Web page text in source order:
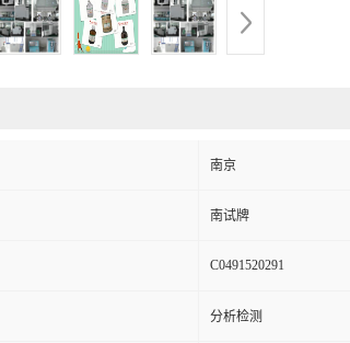
南京
南试牌
C0491520291
分析检测